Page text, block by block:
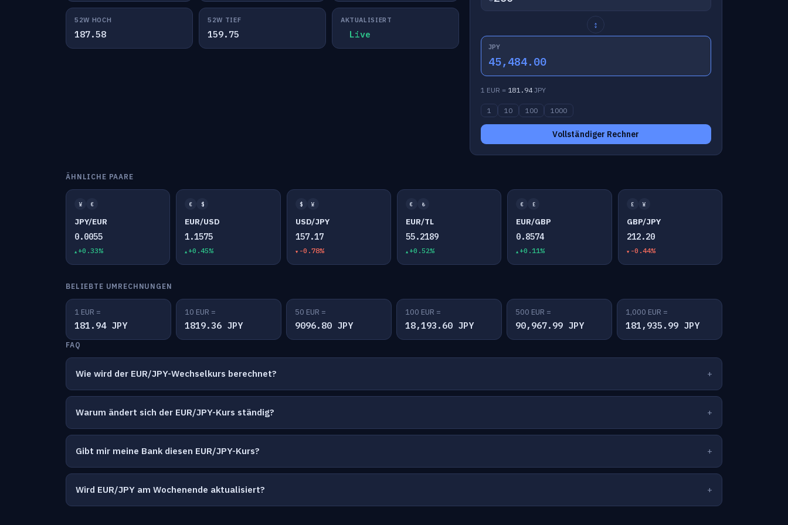
52W HOCH
187.58
52W TIEF
159.75
AKTUALISIERT
Live
↕
JPY
45,484.00
1 EUR = 181.94JPY
1 10 100 1000
Vollständiger Rechner
ÄHNLICHE PAARE
¥ €
JPY/EUR
0.0055
+0.33%
€ $
EUR/USD
1.1575
+0.45%
$ ¥
USD/JPY
157.17
-0.78%
€ ₺
EUR/TL
55.2189
+0.52%
€ £
EUR/GBP
0.8574
+0.11%
£ ¥
GBP/JPY
212.20
-0.44%
BELIEBTE UMRECHNUNGEN
1 EUR =
181.94 JPY
10 EUR =
1819.36 JPY
50 EUR =
9096.80 JPY
100 EUR =
18,193.60 JPY
500 EUR =
90,967.99 JPY
1,000 EUR =
181,935.99 JPY
FAQ
Wie wird der EUR/JPY-Wechselkurs berechnet?
Warum ändert sich der EUR/JPY-Kurs ständig?
Gibt mir meine Bank diesen EUR/JPY-Kurs?
Wird EUR/JPY am Wochenende aktualisiert?